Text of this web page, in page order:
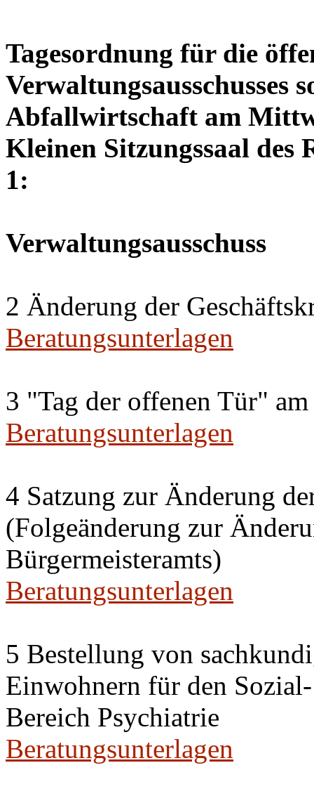
Tagesordnung für die
Verwaltungsausschusses
Abfallwirtschaft am
Kleinen Sitzungssaal des
1:
Verwaltungsausschuss
2 Änderung der
Beratungsunterlagen
3 "Tag der offenen Tür"
Beratungsunterlagen
4 Satzung zur Änderung
(Folgeänderung zur
Bürgermeisteramts)
Beratungsunterlagen
5 Bestellung von
Einwohnern für den
Bereich Psychiatrie
Beratungsunterlagen